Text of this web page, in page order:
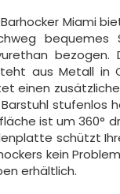
Miami
aus Metall in
einen
stufenlos
ist um 360°
schützt
kein
erhältlich.